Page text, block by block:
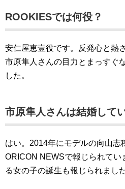
ROOKIESでは何役？
安仁屋恵壹役です。反発心と熱
市原隼人さんの目力とまっすぐ
した。
市原隼人さんは結婚して
はい。2014年にモデルの向山志
ORICON NEWSで報じられてい
る女の子の誕生も報じられました